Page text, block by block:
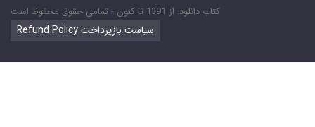
کتاب دانلود: از 1391 تا کنون - تمامی حقوق محفوظ است
Refund Policy سیاست بازپرداخت